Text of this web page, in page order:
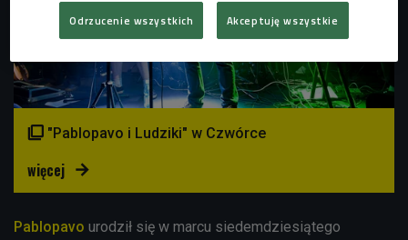
 "Pablopavo i Ludziki" w Czwórce
więcej 
Pablopavo urodził się w marcu siedemdziesiątego
Odrzucenie wszystkich Akceptuję wszystkie